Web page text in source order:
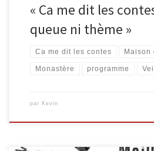
« Ca me dit les
queue ni thème »
Ca me dit les contes Maison
Monastère programme
par Kevin